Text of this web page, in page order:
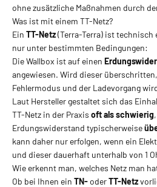
ohne zusätzliche Maßnahmen durch
Was ist mit einem TT-Netz?
Ein TT-Netz(Terra-Terra) ist technisch
nur unter bestimmten Bedingungen:
Die Wallbox ist auf einen
angewiesen. Wird dieser
Fehlermodus und der Ladevorgang
Laut Hersteller gestaltet sich das
TT-Netz in der Praxis oft als schwierig
Erdungswiderstand typischerweise
kann daher nur erfolgen, wenn ein
und dieser dauerhaft unterhalb von 1
Wie erkennt man, welches Netz man
Ob bei Ihnen ein TN-oderTT-Netz